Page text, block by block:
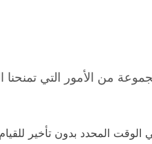
من الأمور التي تمنحنا
المحدد بدون تأخير